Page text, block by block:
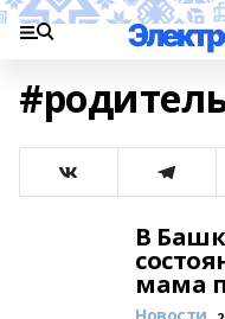
В
мама